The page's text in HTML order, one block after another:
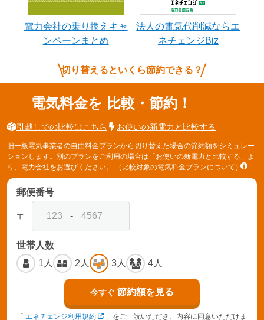
電力会社の乗り換えキャ
ンペーンまとめ
法人の電気代削減ならエ
ネチェンジBiz
切り替えるといくら節約できる？
電気料金を 比較・節約！
引越しでの比較はこちら お使いの新電力と比較する
旧一般電気事業者の自由料金プランから切り替えた場合の節約額をシミュレー
ションします。別のプランをご利用の場合は「お使いの新電力と比較する」よ
り、電力会社をお選びください。
（比較対象の電気料金プランについて）
郵便番号
〒 -
世帯人数
1人
2人 3人 4人
今すぐ 節約額を見る
「 エネチェンジ利用規約 」をご一読いただき、内容に同意いただけま